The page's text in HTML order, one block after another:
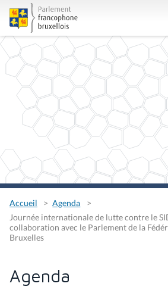
Accueil
Agenda
Journée internationale de lutte contre le
collaboration avec le Parlement de la
Bruxelles
Agenda